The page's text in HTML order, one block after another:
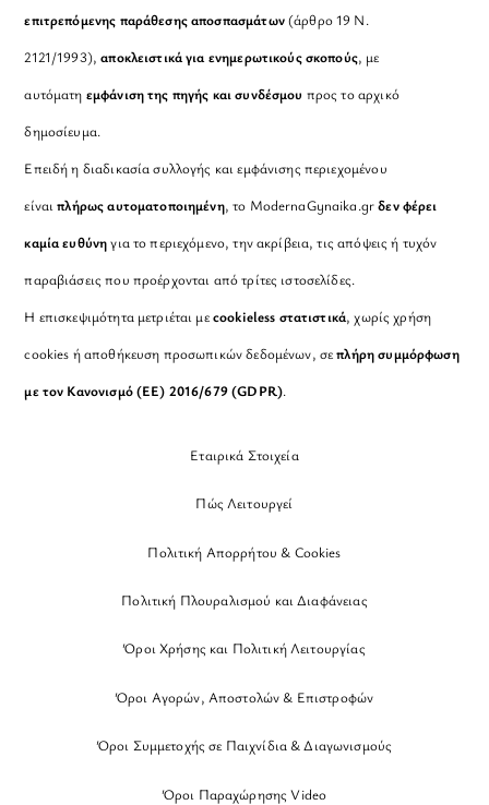
επιτρεπόμενης παράθεσης αποσπασμάτων(άρθρο 19 Ν.
2121/1993), αποκλειστικά για ενημερωτικούς σκοπούς, με
αυτόματη εμφάνιση της πηγής και συνδέσμου προς το αρχικό
δημοσίευμα.
Επειδή η διαδικασία συλλογής και εμφάνισης περιεχομένου
είναιπλήρως αυτοματοποιημένη, το ModernaGynaika.grδεν φέρει
καμία ευθύνηγια το περιεχόμενο, την ακρίβεια, τις απόψεις ή τυχόν
παραβιάσεις που προέρχονται από τρίτες ιστοσελίδες.
Η επισκεψιμότητα μετριέται μεcookieless στατιστικά, χωρίς χρήση
cookies ή αποθήκευση προσωπικών δεδομένων, σεπλήρη συμμόρφωση
με τον Κανονισμό (ΕΕ) 2016/679 (GDPR).
Εταιρικά Στοιχεία
Πώς Λειτουργεί
Πολιτική Απορρήτου & Cookies
Πολιτική Πλουραλισμού και Διαφάνειας
Όροι Χρήσης και Πολιτική Λειτουργίας
Όροι Αγορών, Αποστολών & Επιστροφών
Όροι Συμμετοχής σε Παιχνίδια & Διαγωνισμούς
Όροι Παραχώρησης Video